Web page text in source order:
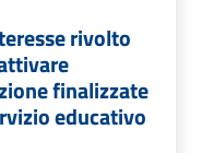
rivolto
finalizzate
educativo